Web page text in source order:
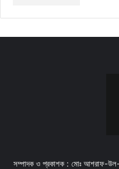
সম্পাদক ও প্রকাশক : মোঃ আশরাফ-উল-